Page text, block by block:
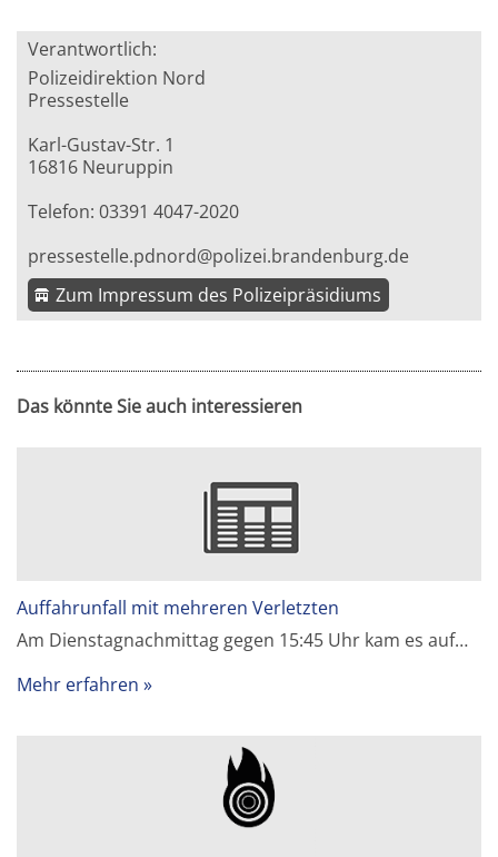
Verantwortlich:
Polizeidirektion Nord
Pressestelle
Karl-Gustav-Str. 1
16816 Neuruppin
Telefon: 03391 4047-2020
pressestelle.pdnord@polizei.brandenburg.de
Zum Impressum des Polizeipräsidiums
Das könnte Sie auch interessieren
Auffahrunfall mit mehreren Verletzten
Am Dienstagnachmittag gegen 15:45 Uhr kam es auf…
Mehr erfahren